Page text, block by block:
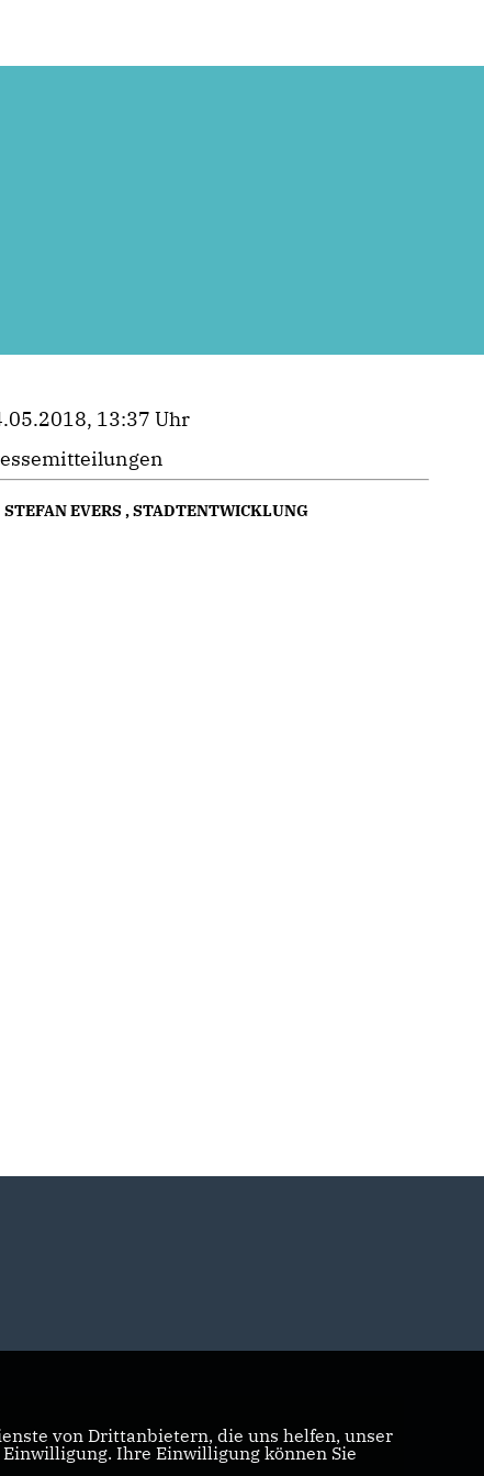
13:37 Uhr
STEFAN EVERS ,STADTENTWICKLUNG
von Drittanbietern, die uns helfen, unser
Ihre Einwilligung können Sie